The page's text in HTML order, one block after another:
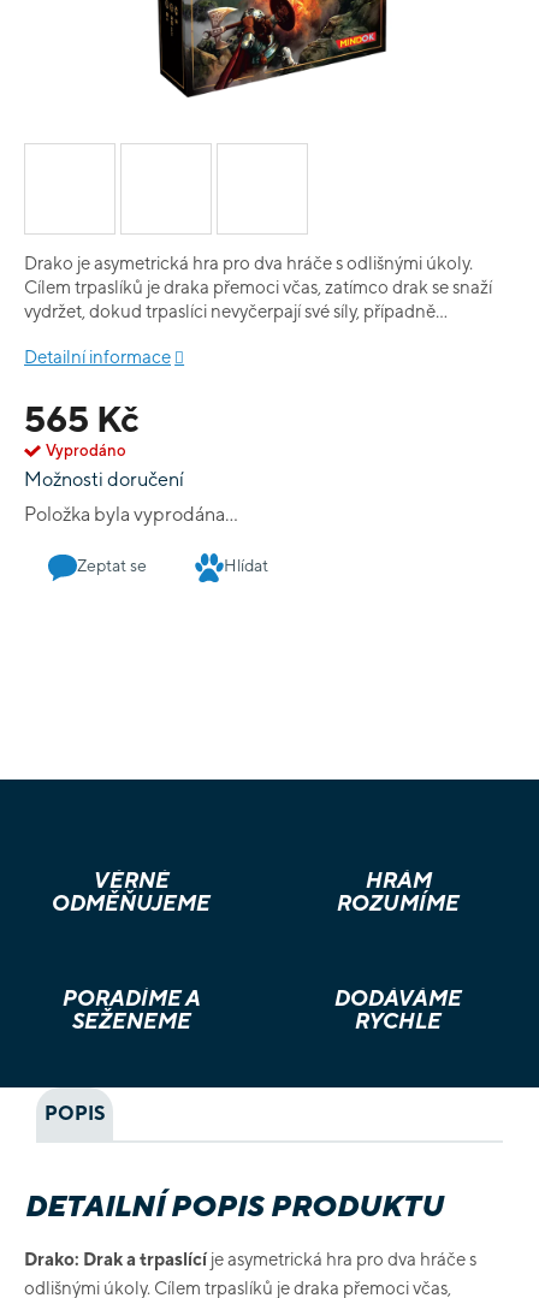
565 Kč
Vyprodáno
Možnosti doručení
Položka byla vyprodána…
Drako je asymetrická hra pro dva hráče s odlišnými úkoly.
Cílem trpaslíků je draka přemoci včas, zatímco drak se snaží
vydržet, dokud trpaslíci nevyčerpají své síly, případně
k souboji a pečlivě si promyslete strategii. Jen tak bude
máme i verzi Drako: Zlobři a rytíři.
Detailní informace
Zeptat se Hlídat
VĚRNÉ
ODMĚŇUJEME
HRÁM
ROZUMÍME
PORADÍME A
SEŽENEME
DODÁVÁME
RYCHLE
POPIS
DETAILNÍ POPIS PRODUKTU
Drako: Drak a trpaslící je asymetrická hra pro dva hráče s
odlišnými úkoly. Cílem trpaslíků je draka přemoci včas,